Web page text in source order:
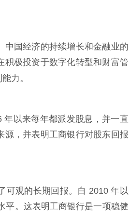
中国经济的持续增长和金融业的
积极投资于数字化转型和财富管
力。
以来每年都派发股息，并一直
源，并表明工商银行对股东回报
可观的长期回报。自 2010 年以
平。这表明工商银行是一项稳健